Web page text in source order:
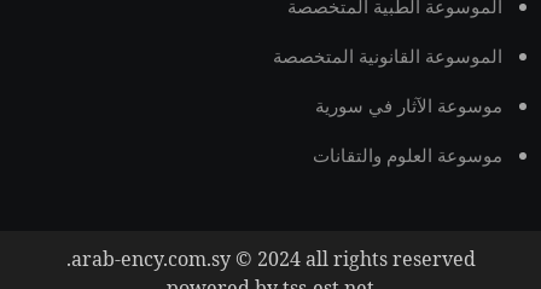
الموسوعة الطبية المتخصصة
الموسوعة القانونية المتخصصة
موسوعة الآثار في سورية
موسوعة العلوم والتقانات
arab-ency.com.sy © 2024 all rights reserved.